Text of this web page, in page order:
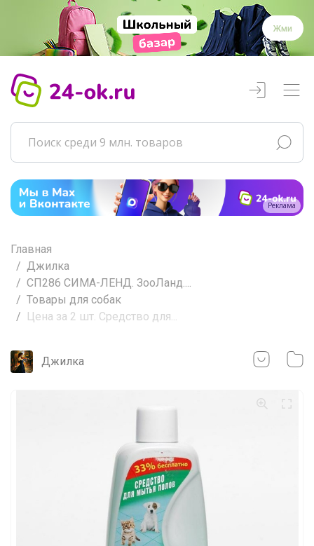
Жми
Реклама
Главная
Джилка
СП286 СИМА-ЛЕНД. ЗооЛанд....
Товары для собак
Цена за 2 шт. Средство для...
Джилка